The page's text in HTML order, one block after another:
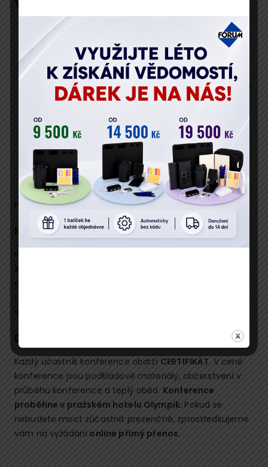
Zjistíte, na jaké
si musíte ve
své praxi dát pozor.
Ujasníte si, které legislativní změny přímo
ovlivňují Vaše zadávací řízení.
Budete znát přísná pravidla ÚOHS, které se chystá
na kontroly a audity.
Jako BONUS získáte nahrávku celé konference
zdarma.
Pokud se nemůžete zúčastnit prezenčně,
zprostředkujeme vám na vyžádáníonline přímý
přenos.
Prohlédněte si hlavní programkonference.
Komu je konference určena
zakázek
obcí a měst. Důležité informace přinese
samozřejmě
Další informace
Každý účastník konference obdrží CERTIFIKÁT. V ceně
konference jsou podkladové materiály, občerstvení v
průběhu konference a teplý oběd. Konference
proběhne v pražském hotelu Olympik. Pokud se
nebudete moct zúčastnit prezenčně, zprostředkujeme
vám na vyžádání online přímý přenos.